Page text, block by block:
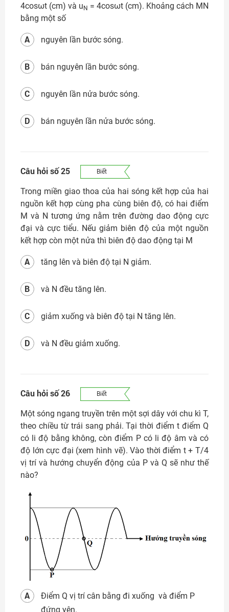
4cosωt (cm) và u N = 4cosωt (cm). Khoảng cách MN
bằng một số
nguyên lần bước sóng.
A
bán nguyên lần bước sóng.
B
nguyên lần nửa bước sóng.
C
bán nguyên lần nửa bước sóng.
D
Câu hỏi số 25 Biết
Trong miền giao thoa của hai sóng kết hợp của hai
nguồn kết hợp cùng pha cùng biên độ, có hai điểm
M và N tương ứng nằm trên đường dao động cực
đại và cực tiểu. Nếu giảm biên độ của một nguồn
kết hợp còn một nửa thì biên độ dao động tại M
tăng lên và biên độ tại N giảm.
A
và N đều tăng lên.
B
giảm xuống và biên độ tại N tăng lên.
C
và N đều giảm xuống.
D
Câu hỏi số 26 Biết
Một sóng ngang truyền trên một sợi dây với chu kì T,
theo chiều từ trái sang phải. Tại thời điểm t điểm Q
có li độ bằng không, còn điểm P có li độ âm và có
độ lớn cực đại (xem hình vẽ). Vào thời điểm t + T/4
vị trí và hướng chuyển động của P và Q sẽ như thế
nào?
Điểm Q vị trí cân bằng đi xuống và điểm P
đứng yên.
A